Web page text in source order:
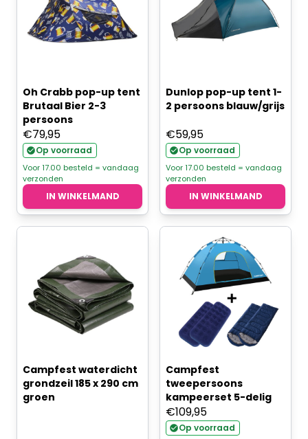
Oh Crabb pop-up tent
Brutaal Bier 2-3
persoons
€79,95
Op voorraad
Voor 17.00 besteld = vandaag
verzonden
IN WINKELMAND
Dunlop pop-up tent 1-
2 persoons blauw/grijs
€59,95
Op voorraad
Voor 17.00 besteld = vandaag
verzonden
IN WINKELMAND
Campfest waterdicht
grondzeil 185 x 290 cm
groen
Campfest
tweepersoons
kampeerset 5-delig
€109,95
Op voorraad